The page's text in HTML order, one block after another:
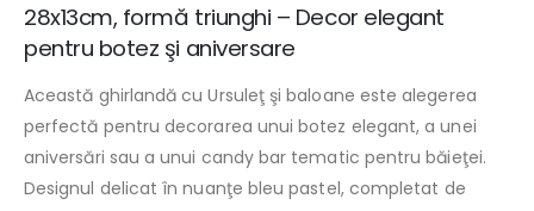
28x13cm, formă triunghi – Decor elegant
pentru botez şi aniversare
Această ghirlandă cu Ursuleţ şi baloane este alegerea
perfectă pentru decorarea unui botez elegant, a unei
aniversări sau a unui candy bar tematic pentru băieţei.
Designul delicat în nuanţe bleu pastel, completat de